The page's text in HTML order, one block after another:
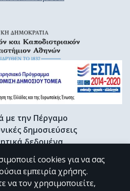
με την Πέργαμο
δημοσιεύσεις
δεδομένα
& Γκρίζα βιβλιογραφία
Ερευνητή
cookies για να σας
εμπειρία χρήσης.
να τον χρησιμοποιείτε,